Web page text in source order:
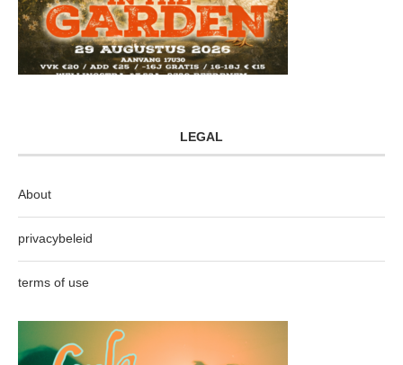
LEGAL
About
privacybeleid
terms of use